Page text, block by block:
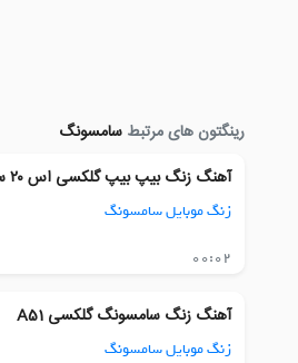
رینگتون های مرتبط سامسونگ
آهنگ زنگ بیپ بیپ گلکسی اس ۲۰ سامسونگ
زنگ موبایل سامسونگ
00:02
آهنگ زنگ سامسونگ گلکسی A51
زنگ موبایل سامسونگ